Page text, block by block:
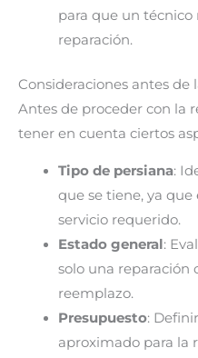
para que un técnico
reparación.
Consideraciones antes de
Antes de proceder con la
tener en cuenta ciertos
Tipo de persiana:
que se tiene, ya
servicio requerido.
Estado general :
solo una reparación
reemplazo.
Presupuesto:
aproximado para la